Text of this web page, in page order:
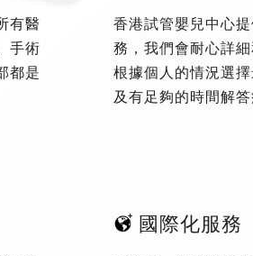
有醫
手術
都是
香港試管嬰兒中心
務，我們會耐心詳細
根據個人的情況選
及有足夠的時間解答
國際化服務